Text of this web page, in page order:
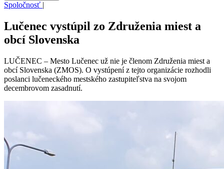
Spoločnosť |
Lučenec vystúpil zo Združenia miest a
obcí Slovenska
LUČENEC – Mesto Lučenec už nie je členom Združenia miest a
obcí Slovenska (ZMOS). O vystúpení z tejto organizácie rozhodli
poslanci lučeneckého mestského zastupiteľstva na svojom
decembrovom zasadnutí.